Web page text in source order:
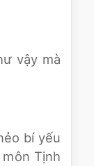
vậy mà
bí yếu
Tịnh